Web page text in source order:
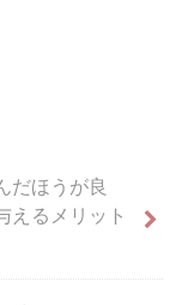
だほうが良
えるメリット